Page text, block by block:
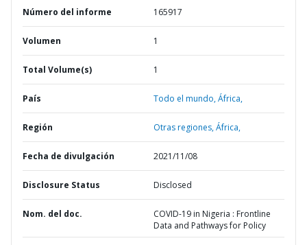
Número del informe 165917
Volumen 1
Total Volume(s) 1
País Todo el mundo,África,
Región Otras regiones,África,
Fecha de divulgación 2021/11/08
Disclosure Status Disclosed
Nom. del doc.
COVID-19 in Nigeria : Frontline
Data and Pathways for Policy